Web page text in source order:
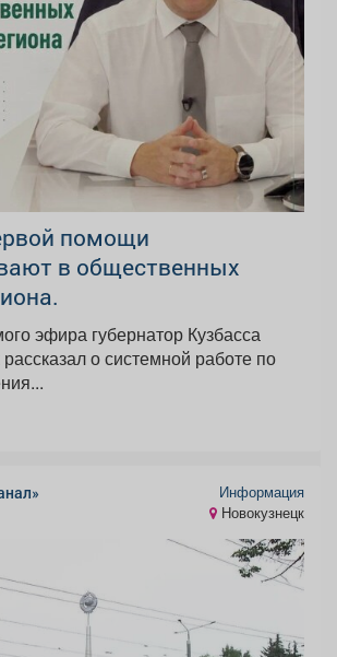
помощи
в общественных
эфира губернатор Кузбасса
о системной работе по
Информация
Новокузнецк